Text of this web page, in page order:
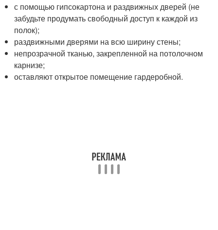
с помощью гипсокартона и раздвижных дверей (не
забудьте продумать свободный доступ к каждой из
полок);
раздвижными дверями на всю ширину стены;
непрозрачной тканью, закрепленной на потолочном
карнизе;
оставляют открытое помещение гардеробной.